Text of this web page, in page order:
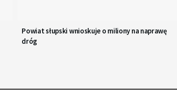
Powiat słupski wnioskuje o miliony na naprawę
dróg